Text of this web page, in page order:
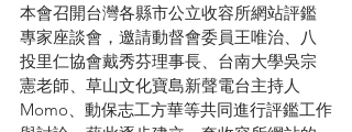
本會召開台灣各縣市公立收容所網站評鑑
專家座談會，邀請動督會委員王唯治、八
投里仁協會戴秀芬理事長、台南大學吳宗
憲老師、草山文化寶島新聲電台主持人
Momo、動保志工方華等共同進行評鑑工作